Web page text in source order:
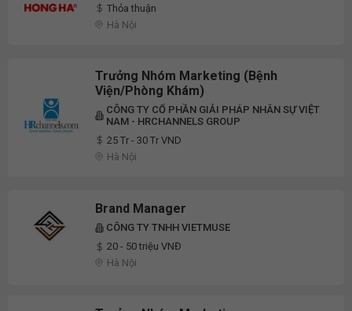
Thỏa thuận
Hà Nội
Trưởng Nhóm Marketing (Bệnh
Viện/Phòng Khám)
CÔNG TY CỔ PHẦN GIẢI PHÁP NHÂN SỰ VIỆT
NAM - HRCHANNELS GROUP
25 Tr - 30 Tr VND
Hà Nội
Brand Manager
CÔNG TY TNHH VIETMUSE
20 - 50 triệu VNĐ
Hà Nội